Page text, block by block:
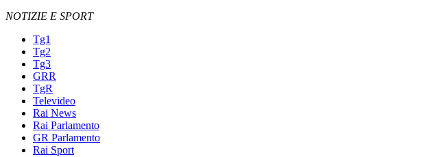
NOTIZIE E SPORT
Tg1
Tg2
Tg3
GRR
TgR
Televideo
Rai News
Rai Parlamento
GR Parlamento
Rai Sport